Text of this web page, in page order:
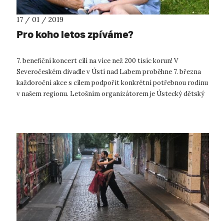
17 / 01 / 2019
Pro koho letos zpíváme?
7. benefiční koncert cílí na více než 200 tisíc korun! V
Severočeském divadle v Ústí nad Labem proběhne 7. března
každoroční akce s cílem podpořit konkrétní potřebnou rodinu
v našem regionu. Letošním organizátorem je Ústecký dětský